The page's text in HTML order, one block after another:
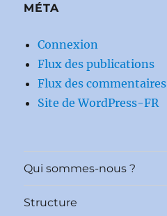
MÉTA
Connexion
Flux des publications
Flux des commentaires
Site de WordPress-FR
Qui sommes-nous ?
Structure